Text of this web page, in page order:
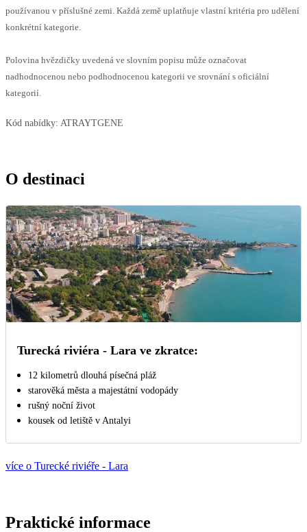
používanou v příslušné zemi. Každá země uplatňuje vlastní kritéria pro udělení
konkrétní kategorie.
Polovina hvězdičky uvedená ve slovním popisu může označovat
nadhodnocenou nebo podhodnocenou kategorii ve srovnání s oficiální
kategorií.
Kód nabídky: ATRAYTGENE
O destinaci
Turecká riviéra - Lara ve zkratce:
12 kilometrů dlouhá písečná pláž
starověká města a majestátní vodopády
rušný noční život
kousek od letiště v Antalyi
více o Turecké riviéře - Lara
Praktické informace